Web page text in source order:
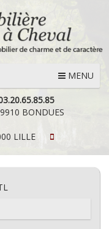
MENU
BONDUES
LILLE